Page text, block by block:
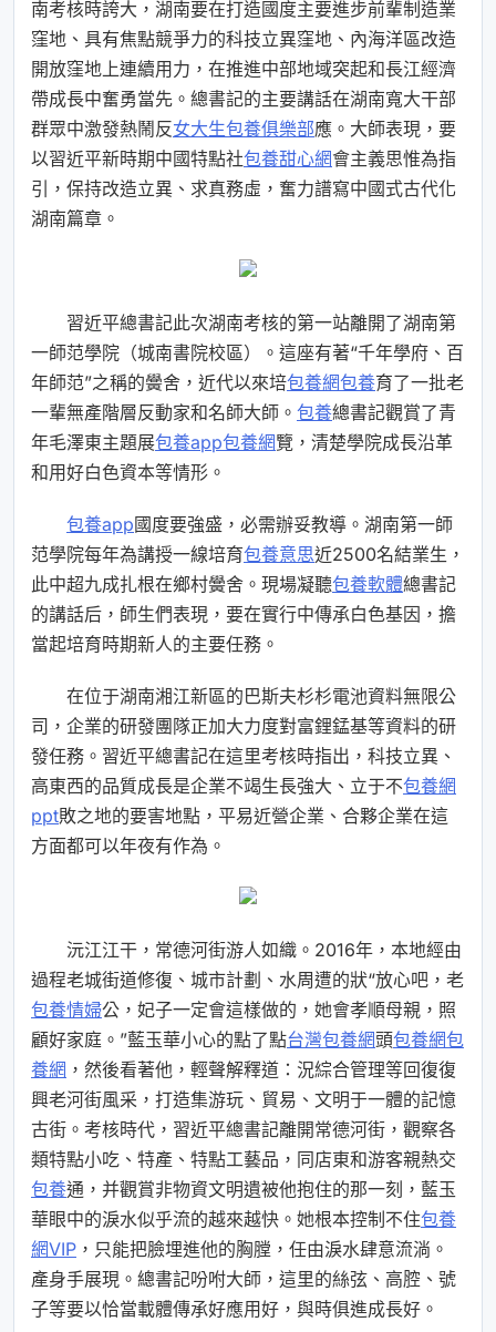
南考核時誇大，湖南要在打造國度主要進步前輩制造業
窪地、具有焦點競爭力的科技立異窪地、內海洋區改造
開放窪地上連續用力，在推進中部地域突起和長江經濟
帶成長中奮勇當先。總書記的主要講話在湖南寬大干部
群眾中激發熱鬧反女大生包養俱樂部應。大師表現，要
以習近平新時期中國特點社包養甜心網會主義思惟為指
引，保持改造立異、求真務虛，奮力譜寫中國式古代化
湖南篇章。
習近平總書記此次湖南考核的第一站離開了湖南第
一師范學院（城南書院校區）。這座有著“千年學府、百
年師范”之稱的黌舍，近代以來培包養網包養育了一批老
一輩無產階層反動家和名師大師。 包養總書記觀賞了青
年毛澤東主題展包養app包養網覽，清楚學院成長沿革
和用好白色資本等情形。
包養app國度要強盛，必需辦妥教導。湖南第一師
范學院每年為講授一線培育包養意思近2500名結業生，
此中超九成扎根在鄉村黌舍。現場凝聽包養軟體總書記
的講話后，師生們表現，要在實行中傳承白色基因，擔
當起培育時期新人的主要任務。
在位于湖南湘江新區的巴斯夫杉杉電池資料無限公
司，企業的研發團隊正加大力度對富鋰錳基等資料的研
發任務。習近平總書記在這里考核時指出，科技立異、
高東西的品質成長是企業不竭生長強大、立于不包養網
ppt敗之地的要害地點，平易近營企業、合夥企業在這
方面都可以年夜有作為。
沅江江干，常德河街游人如織。2016年，本地經由
過程老城街道修復、城市計劃、水周遭的狀“放心吧，老
包養情婦公，妃子一定會這樣做的，她會孝順母親，照
顧好家庭。”藍玉華小心的點了點台灣包養網頭包養網包
養網 ，然後看著他，輕聲解釋道：況綜合管理等回復復
興老河街風采，打造集游玩、貿易、文明于一體的記憶
古街。考核時代，習近平總書記離開常德河街，觀察各
類特點小吃、特產、特點工藝品，同店東和游客親熱交
包養通，并觀賞非物資文明遺被他抱住的那一刻，藍玉
華眼中的淚水似乎流的越來越快。她根本控制不住包養
網VIP ，只能把臉埋進他的胸膛，任由淚水肆意流淌。
產身手展現。總書記吩咐大師，這里的絲弦、高腔、號
子等要以恰當載體傳承好應用好，與時俱進成長好。